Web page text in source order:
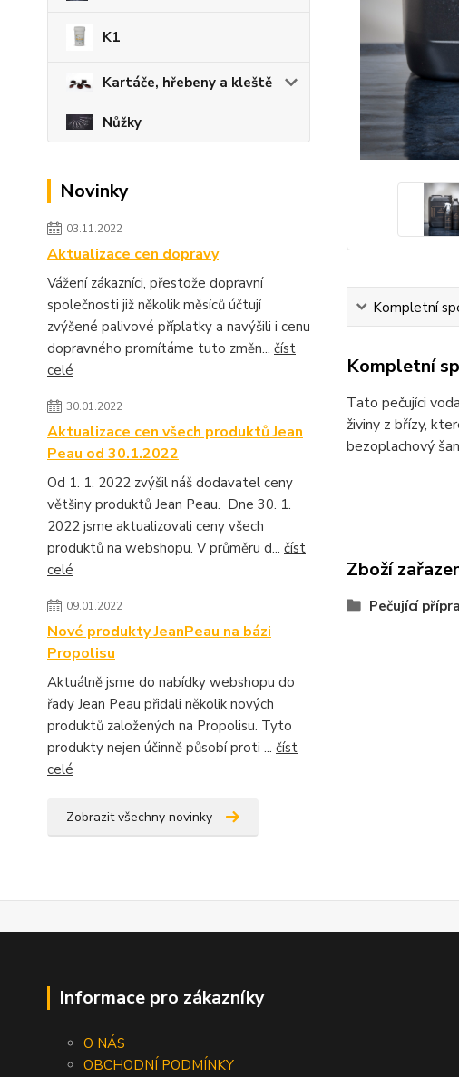
K1
Kartáče, hřebeny a kleště
Nůžky
Novinky
03.11.2022
Aktualizace cen dopravy
Vážení zákazníci, přestože dopravní
společnosti již několik měsíců účtují
zvýšené palivové příplatky a navýšili i cenu
dopravného promítáme tuto změn... číst
celé
30.01.2022
Aktualizace cen všech produktů Jean
Peau od 30.1.2022
Od 1. 1. 2022 zvýšil náš dodavatel ceny
většiny produktů Jean Peau. Dne 30. 1.
2022 jsme aktualizovali ceny všech
produktů na webshopu. V průměru d... číst
celé
09.01.2022
Nové produkty JeanPeau na bázi
Propolisu
Aktuálně jsme do nabídky webshopu do
řady Jean Peau přidali několik nových
produktů založených na Propolisu. Tyto
produkty nejen účinně působí proti ... číst
celé
Zobrazit všechny novinky
Kompletní
Kompletní
Tato pečujíci
živiny z břízy,
bezoplachový
Zboží
Pečující
Informace pro zákazníky
O NÁS
OBCHODNÍ PODMÍNKY